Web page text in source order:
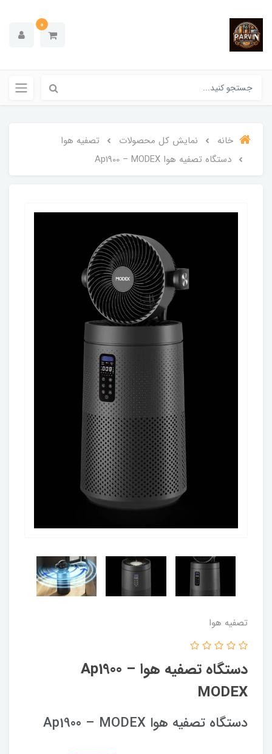
0
خانه نمایش کل محصولات
تصفیه هوا
دستگاه تصفیه هوا Ap1900 – MODEX
تصفیه هوا
دستگاه تصفیه هوا Ap1900 –
MODEX
دستگاه تصفیه هوا Ap1900 – MODEX